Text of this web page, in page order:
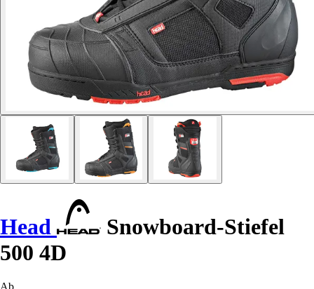
Head
Snowboard-Stiefel
500 4D